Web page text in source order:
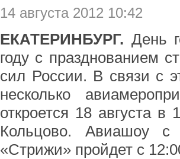
14 августа 2012 10:42
ЕКАТЕРИНБУРГ. День
году с празднованием
сил России. В связи с
несколько
откроется 18 августа в
Кольцово. Авиашоу с
«Стрижи» пройдет с